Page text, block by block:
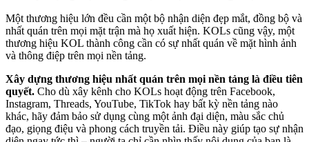
Một thương hiệu lớn đều cần một bộ nhận diện đẹp mắt, đồng bộ và
nhất quán trên mọi mặt trận mà họ xuất hiện. KOLs cũng vậy, một
thương hiệu KOL thành công cần có sự nhất quán về mặt hình ảnh
và thông điệp trên mọi nền tảng.
Xây dựng thương hiệu nhất quán trên mọi nền tảng là điều tiên
quyết. Cho dù xây kênh cho KOLs hoạt động trên Facebook,
Instagram, Threads, YouTube, TikTok hay bất kỳ nền tảng nào
khác, hãy đảm bảo sử dụng cùng một ảnh đại diện, màu sắc chủ
đạo, giọng điệu và phong cách truyền tải. Điều này giúp tạo sự nhận